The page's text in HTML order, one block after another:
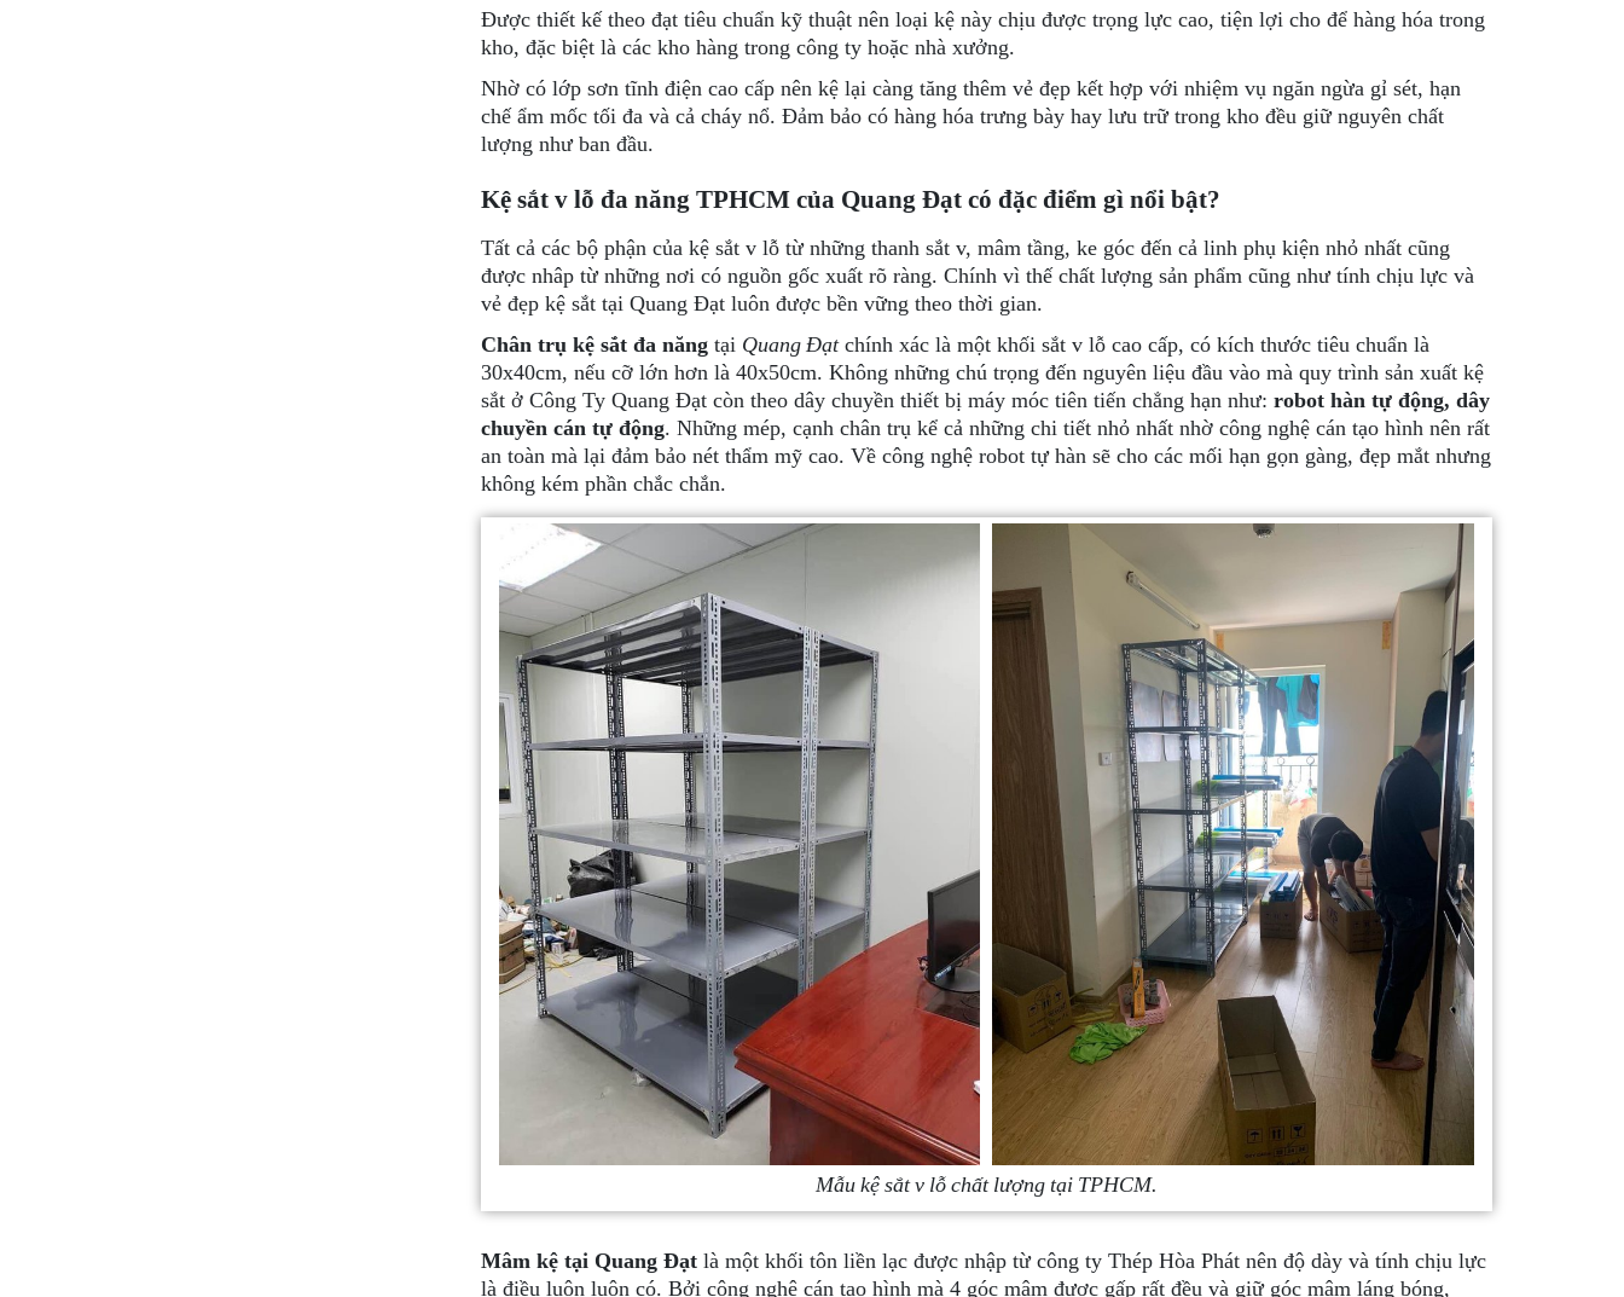
Được thiết kế theo đạt tiêu chuẩn kỹ thuật nên loại kệ này chịu được trọng lực cao, tiện lợi cho để hàng hóa trong
kho, đặc biệt là các kho hàng trong công ty hoặc nhà xưởng.
Nhờ có lớp sơn tĩnh điện cao cấp nên kệ lại càng tăng thêm vẻ đẹp kết hợp với nhiệm vụ ngăn ngừa gỉ sét, hạn
chế ẩm mốc tối đa và cả cháy nổ. Đảm bảo có hàng hóa trưng bày hay lưu trữ trong kho đều giữ nguyên chất
lượng như ban đầu.
Kệ sắt v lỗ đa năng TPHCM của Quang Đạt có đặc điểm gì nổi bật?
Tất cả các bộ phận của kệ sắt v lỗ từ những thanh sắt v, mâm tầng, ke góc đến cả linh phụ kiện nhỏ nhất cũng
được nhâp từ những nơi có nguồn gốc xuất rõ ràng. Chính vì thế chất lượng sản phẩm cũng như tính chịu lực và
vẻ đẹp kệ sắt tại Quang Đạt luôn được bền vững theo thời gian.
Chân trụ kệ sắt đa năng tại Quang Đạtchính xác là một khối sắt v lỗ cao cấp, có kích thước tiêu chuẩn là
30x40cm, nếu cỡ lớn hơn là 40x50cm. Không những chú trọng đến nguyên liệu đầu vào mà quy trình sản xuất kệ
sắt ở Công Ty Quang Đạt còn theo dây chuyền thiết bị máy móc tiên tiến chẳng hạn như:robot hàn tự động, dây
chuyền cán tự động. Những mép, cạnh chân trụ kể cả những chi tiết nhỏ nhất nhờ công nghệ cán tạo hình nên rất
an toàn mà lại đảm bảo nét thẩm mỹ cao. Về công nghệ robot tự hàn sẽ cho các mối hạn gọn gàng, đẹp mắt nhưng
không kém phần chắc chắn.
Mẫu kệ sắt v lỗ chất lượng tại TPHCM.
Mâm kệ tại Quang Đạt là một khối tôn liền lạc được nhập từ công ty Thép Hòa Phát nên độ dày và tính chịu lực
là điều luôn luôn có. Bởi công nghệ cán tạo hình mà 4 góc mâm được gấp rất đều và giữ góc mâm láng bóng,